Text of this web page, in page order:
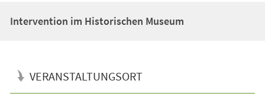
Intervention im Historischen Museum
VERANSTALTUNGSORT